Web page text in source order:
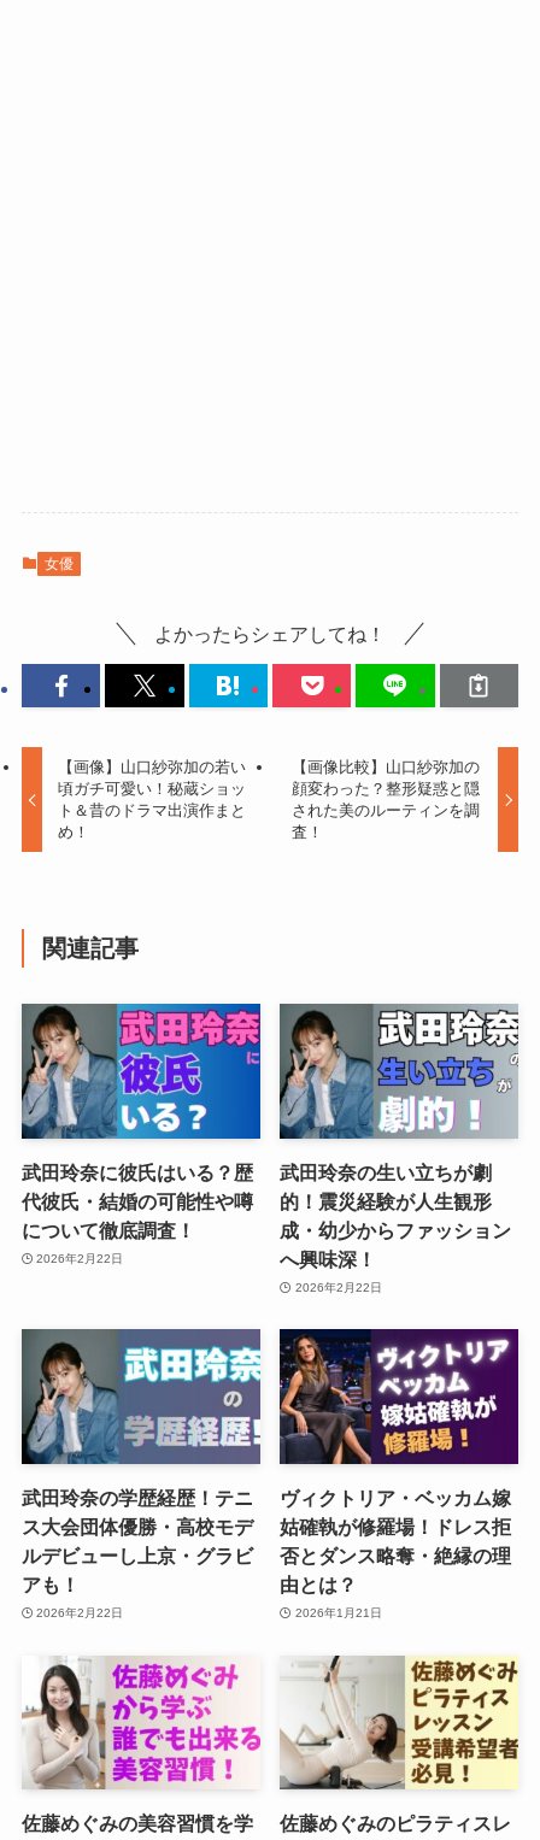
女優
よかったらシェアしてね！
【画像】山口紗弥加の若い
頃ガチ可愛い！秘蔵ショッ
ト＆昔のドラマ出演作まと
め！
【画像比較】山口紗弥加の
顔変わった？整形疑惑と隠
された美のルーティンを調
査！
関連記事
武田玲奈に彼氏はいる？歴
代彼氏・結婚の可能性や噂
について徹底調査！
2026年2月22日
武田玲奈の生い立ちが劇
的！震災経験が人生観形
成・幼少からファッション
へ興味深！
2026年2月22日
武田玲奈の学歴経歴！テニ
ス大会団体優勝・高校モデ
ルデビューし上京・グラビ
アも！
2026年2月22日
ヴィクトリア・ベッカム嫁
姑確執が修羅場！ドレス拒
否とダンス略奪・絶縁の理
由とは？
2026年1月21日
佐藤めぐみの美容習慣を学
佐藤めぐみのピラティスレ